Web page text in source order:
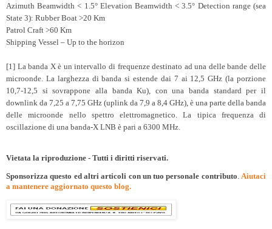
Azimuth Beamwidth < 1.5° Elevation Beamwidth < 3.5° Detection range (sea
State 3): Rubber Boat >20 Km
Patrol Craft >60 Km
Shipping Vessel – Up to the horizon
[1] La banda X è un intervallo di frequenze destinato ad una delle bande delle
microonde. La larghezza di banda si estende dai 7 ai 12,5 GHz (la porzione
10,7-12,5 si sovrappone alla banda Ku), con una banda standard per il
downlink da 7,25 a 7,75 GHz (uplink da 7,9 a 8,4 GHz), è una parte della banda
delle microonde nello spettro elettromagnetico. La tipica frequenza di
oscillazione di una banda-X LNB è pari a 6300 MHz.
Vietata la riproduzione - Tutti i diritti riservati.
Sponsorizza questo ed altri articoli con un tuo personale contributo.Aiutaci
a mantenere aggiornato questo blog.